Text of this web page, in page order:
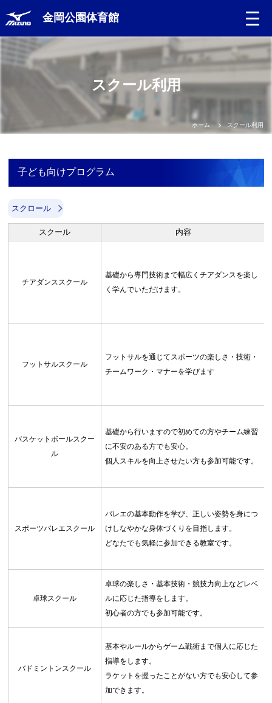
金岡公園体育館
スクール利用
ホーム スクール利用
子ども向けプログラム
スクロール
スクール 内容
チアダンススクール
基礎から専門技術まで幅広くチアダンスを楽し
く学んでいただけます。
フットサルスクール
フットサルを通じてスポーツの楽しさ・技術・
チームワーク・マナーを学びます
バスケットボールスクー
ル
基礎から行いますので初めての方やチーム練習
に不安のある方でも安心。
個人スキルを向上させたい方も参加可能です。
スポーツバレエスクール
バレエの基本動作を学び、正しい姿勢を身につ
けしなやかな身体づくりを目指します。
どなたでも気軽に参加できる教室です。
卓球スクール
卓球の楽しさ・基本技術・競技力向上などレベ
ルに応じた指導をします。
初心者の方でも参加可能です。
バドミントンスクール
基本やルールからゲーム戦術まで個人に応じた
指導をします。
ラケットを握ったことがない方でも安心して参
加できます。